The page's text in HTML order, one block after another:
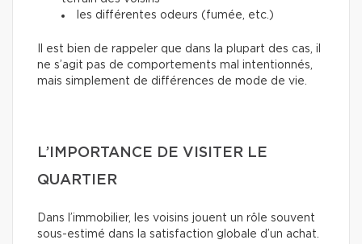
les différentes odeurs (fumée, etc.)
Il est bien de rappeler que dans la plupart des cas, il
ne s’agit pas de comportements mal intentionnés,
mais simplement de différences de mode de vie.
L’IMPORTANCE DE VISITER LE
QUARTIER
Dans l’immobilier, les voisins jouent un rôle souvent
sous-estimé dans la satisfaction globale d’un achat.